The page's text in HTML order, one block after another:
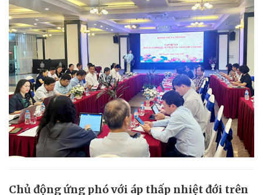
Chủ động ứng phó với áp thấp nhiệt đới trên